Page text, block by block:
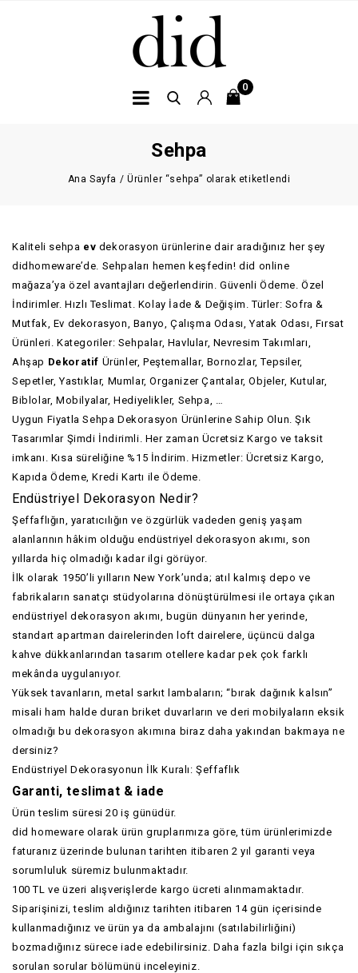
0
Sehpa
Ana Sayfa / Ürünler “sehpa” olarak etiketlendi
Kaliteli sehpa ev dekorasyon ürünlerine dair aradığınız her şey
didhomeware’de. Sehpaları hemen keşfedin! did online
mağaza’ya özel avantajları değerlendirin. Güvenli Ödeme. Özel
İndirimler. Hızlı Teslimat. Kolay İade & Değişim. Türler: Sofra &
Mutfak, Ev dekorasyon, Banyo, Çalışma Odası, Yatak Odası, Fırsat
Ürünleri. Kategoriler: Sehpalar, Havlular, Nevresim Takımları,
Ahşap Dekoratif Ürünler, Peştemallar, Bornozlar, Tepsiler,
Sepetler, Yastıklar, Mumlar, Organizer Çantalar, Objeler, Kutular,
Biblolar, Mobilyalar, Hediyelikler, Sehpa, …
Uygun Fiyatla Sehpa Dekorasyon Ürünlerine Sahip Olun. Şık
Tasarımlar Şimdi İndirimli. Her zaman Ücretsiz Kargo ve taksit
imkanı. Kısa süreliğine %15 İndirim. Hizmetler: Ücretsiz Kargo,
Kapıda Ödeme, Kredi Kartı ile Ödeme.
Endüstriyel Dekorasyon Nedir?
Şeffaflığın, yaratıcılığın ve özgürlük vadeden geniş yaşam
alanlarının hâkim olduğu endüstriyel dekorasyon akımı, son
yıllarda hiç olmadığı kadar ilgi görüyor.
İlk olarak 1950’li yılların New York’unda; atıl kalmış depo ve
fabrikaların sanatçı stüdyolarına dönüştürülmesi ile ortaya çıkan
endüstriyel dekorasyon akımı, bugün dünyanın her yerinde,
standart apartman dairelerinden loft dairelere, üçüncü dalga
kahve dükkanlarından tasarım otellere kadar pek çok farklı
mekânda uygulanıyor.
Yüksek tavanların, metal sarkıt lambaların; “bırak dağınık kalsın”
misali ham halde duran briket duvarların ve deri mobilyaların eksik
olmadığı bu dekorasyon akımına biraz daha yakından bakmaya ne
dersiniz?
Endüstriyel Dekorasyonun İlk Kuralı: Şeffaflık
Garanti, teslimat & iade
Ürün teslim süresi 20 iş günüdür.
did homeware olarak ürün gruplarımıza göre, tüm ürünlerimizde
faturanız üzerinde bulunan tarihten itibaren 2 yıl garanti veya
sorumluluk süremiz bulunmaktadır.
100 TL ve üzeri alışverişlerde kargo ücreti alınmamaktadır.
Siparişinizi, teslim aldığınız tarihten itibaren 14 gün içerisinde
kullanmadığınız ve ürün ya da ambalajını (satılabilirliğini)
bozmadığınız sürece iade edebilirsiniz. Daha fazla bilgi için sıkça
sorulan sorular bölümünü inceleyiniz.